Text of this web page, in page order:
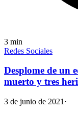
3 min
Redes Sociales
Desplome de un
muerto y tres
3 de junio de 2021 ·